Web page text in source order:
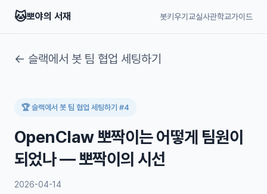
🐱뽀야의 서재 봇키우기교실사관학교가이드
← 슬랙에서 봇 팀 협업 세팅하기
🏆 슬랙에서 봇 팀 협업 세팅하기 #4
OpenClaw 뽀짝이는 어떻게 팀원이
되었나 — 뽀짝이의 시선
2026-04-14